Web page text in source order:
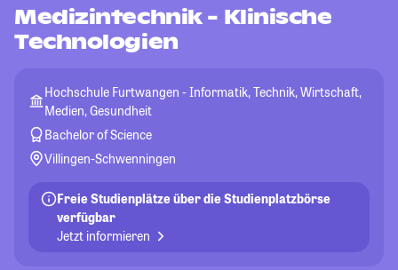
Medizintechnik - Klinische
Technologien
Hochschule Furtwangen - Informatik, Technik, Wirtschaft,
Medien, Gesundheit
Bachelor of Science
Villingen-Schwenningen
Freie Studienplätze über die Studienplatzbörse
verfügbar
Jetzt informieren